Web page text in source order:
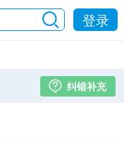
登录
纠错补充